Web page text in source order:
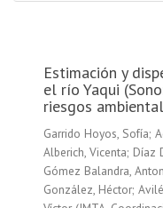
Estimación y
el río Yaqui
riesgos
Garrido Hoyos, Sofía;
Alberich, Vicenta; Díaz
Gómez Balandra,
González, Héctor;